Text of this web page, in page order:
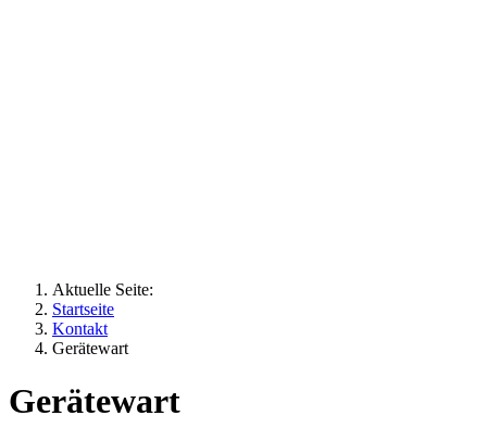
Aktuelle Seite:
Startseite
Kontakt
Gerätewart
Gerätewart